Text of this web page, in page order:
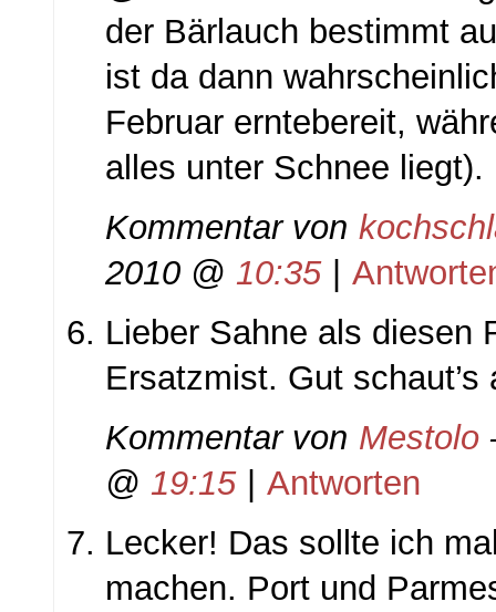
der Bärlauch bestimmt
ist da dann
Februar erntebereit,
alles unter Schnee liegt).
Kommentar von
2010 @ 10:35
Lieber Sahne als diesen
Ersatzmist. Gut schaut’s
Kommentar von Mestolo
@ 19:15
Antworten
Lecker! Das sollte ich
machen. Port und